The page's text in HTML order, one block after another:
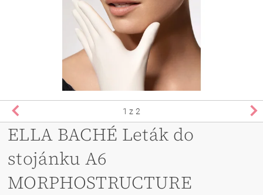
1 z 2
ELLA BACHÉ Leták do
stojánku A6
MORPHOSTRUCTURE